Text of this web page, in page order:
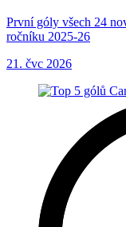
První góly všech 24
ročníku 2025-26
21. čvc 2026